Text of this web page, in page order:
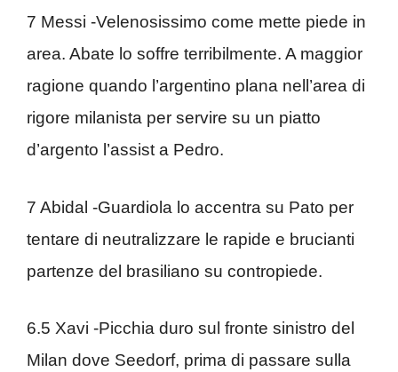
7 Messi -Velenosissimo come mette piede in
area. Abate lo soffre terribilmente. A maggior
ragione quando l’argentino plana nell’area di
rigore milanista per servire su un piatto
d’argento l’assist a Pedro.
7 Abidal -Guardiola lo accentra su Pato per
tentare di neutralizzare le rapide e brucianti
partenze del brasiliano su contropiede.
6.5 Xavi -Picchia duro sul fronte sinistro del
Milan dove Seedorf, prima di passare sulla